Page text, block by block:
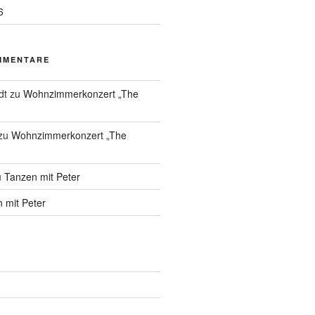
zu Wohnzimmerkonzert „The
Wohnzimmerkonzert „The
Tanzen mit Peter
mit Peter